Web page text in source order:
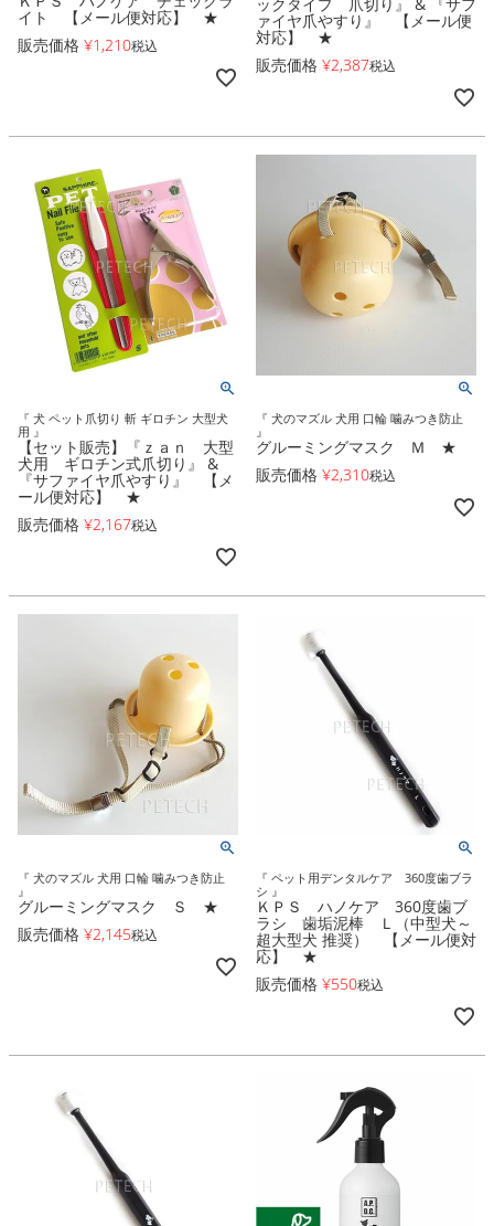
イト 【メール便対応】 ★
販売価格 ¥1,210税込
ァイヤ爪やすり』 【メール便
対応】 ★
販売価格 ¥2,387税込
『 犬 ペット爪切り 斬 ギロチン 大型犬
用 』
【セット販売】『ｚａｎ 大型
犬用 ギロチン式爪切り』 &
『サファイヤ爪やすり』 【メ
ール便対応】 ★
販売価格 ¥2,167税込
『 犬のマズル 犬用 口輪 噛みつき防止
』
グルーミングマスク Ｍ ★
販売価格 ¥2,310税込
『 犬のマズル 犬用 口輪 噛みつき防止
』
グルーミングマスク Ｓ ★
販売価格 ¥2,145税込
『 ペット用デンタルケア 360度歯ブラ
シ 』
ＫＰＳ ハノケア 360度歯ブ
ラシ 歯垢泥棒 Ｌ（中型犬～
超大型犬 推奨） 【メール便対
応】 ★
販売価格 ¥550税込